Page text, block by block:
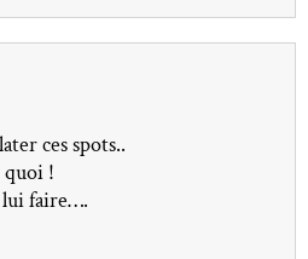
ces spots..
quoi !
lui faire….